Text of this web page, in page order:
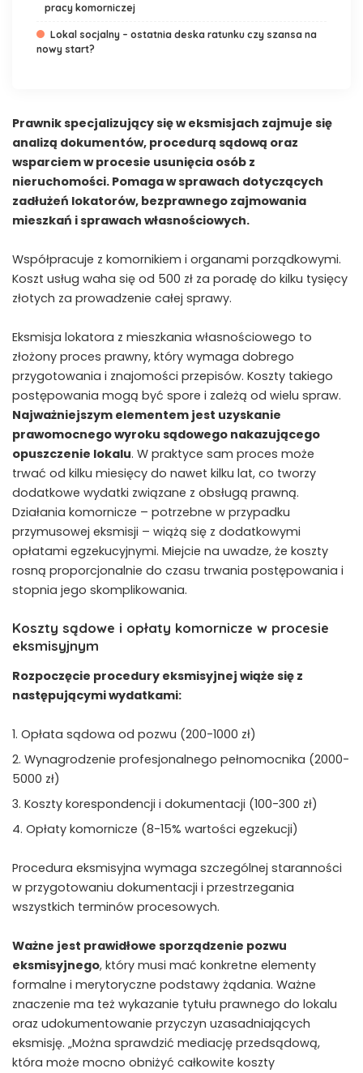
pracy komorniczej
Lokal socjalny – ostatnia deska ratunku czy szansa na
nowy start?
Prawnik specjalizujący się w eksmisjach zajmuje się
analizą dokumentów, procedurą sądową oraz
wsparciem w procesie usunięcia osób z
nieruchomości. Pomaga w sprawach dotyczących
zadłużeń lokatorów, bezprawnego zajmowania
mieszkań i sprawach własnościowych.
Współpracuje z komornikiem i organami porządkowymi.
Koszt usług waha się od 500 zł za poradę do kilku tysięcy
złotych za prowadzenie całej sprawy.
Eksmisja lokatora z mieszkania własnościowego to
złożony proces prawny, który wymaga dobrego
przygotowania i znajomości przepisów. Koszty takiego
postępowania mogą być spore i zależą od wielu spraw.
Najważniejszym elementem jest uzyskanie
prawomocnego wyroku sądowego nakazującego
opuszczenie lokalu. W praktyce sam proces może
trwać od kilku miesięcy do nawet kilku lat, co tworzy
dodatkowe wydatki związane z obsługą prawną.
Działania komornicze – potrzebne w przypadku
przymusowej eksmisji – wiążą się z dodatkowymi
opłatami egzekucyjnymi. Miejcie na uwadze, że koszty
rosną proporcjonalnie do czasu trwania postępowania i
stopnia jego skomplikowania.
Koszty sądowe i opłaty komornicze w procesie
eksmisyjnym
Rozpoczęcie procedury eksmisyjnej wiąże się z
następującymi wydatkami:
Opłata sądowa od pozwu (200-1000 zł)
Wynagrodzenie profesjonalnego pełnomocnika (2000-
5000 zł)
Koszty korespondencji i dokumentacji (100-300 zł)
Opłaty komornicze (8-15% wartości egzekucji)
Procedura eksmisyjna wymaga szczególnej staranności
w przygotowaniu dokumentacji i przestrzegania
wszystkich terminów procesowych.
Ważne jest prawidłowe sporządzenie pozwu
eksmisyjnego, który musi mać konkretne elementy
formalne i merytoryczne podstawy żądania. Ważne
znaczenie ma też wykazanie tytułu prawnego do lokalu
oraz udokumentowanie przyczyn uzasadniających
eksmisję. „Można sprawdzić mediację przedsądową,
która może mocno obniżyć całkowite koszty